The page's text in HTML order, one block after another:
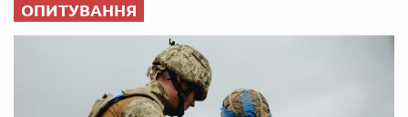
ОПИТУВАННЯ